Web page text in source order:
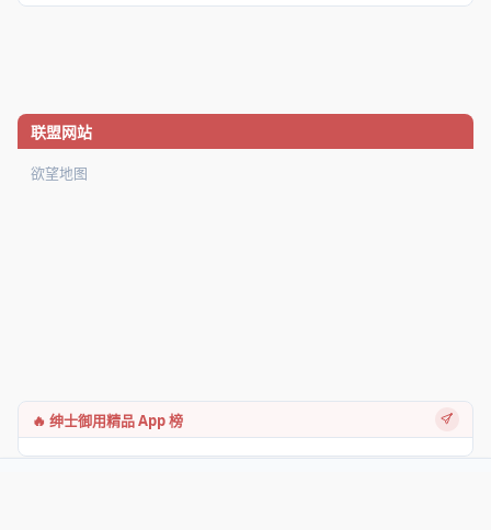
联盟网站
欲望地图
🔥 绅士御用精品 App 榜